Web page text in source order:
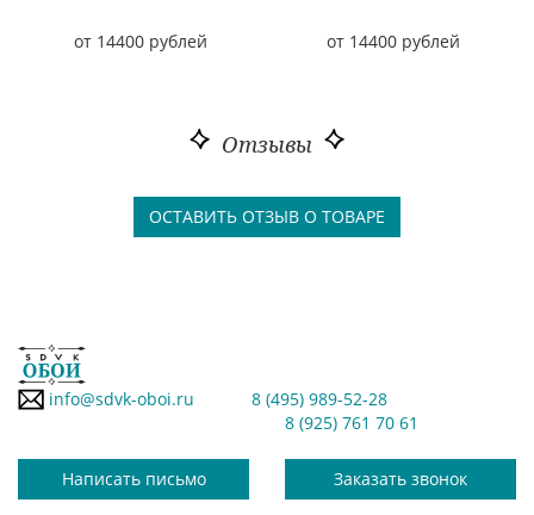
от 14400 рублей от 14400 рублей
Отзывы
ОСТАВИТЬ ОТЗЫВ О ТОВАРЕ
info@sdvk-oboi.ru
8 (495) 989-52-28
8 (925) 761 70 61
Написать письмо Заказать звонок